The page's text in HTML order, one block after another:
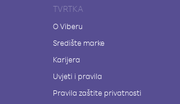
TVRTKA
O Viberu
Središte marke
Karijera
Uvjeti i pravila
Pravila zaštite privatnosti